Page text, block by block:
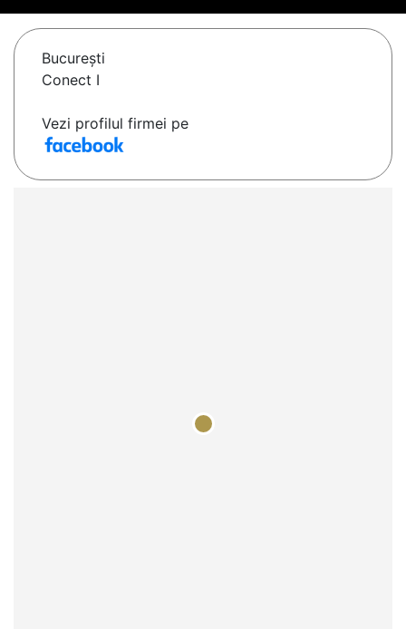
Bucureşti
Conect I
Vezi profilul firmei pe